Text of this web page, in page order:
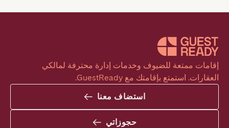
العقارات. استمتع بإقامتك مع GuestReady.
استضاف معنا
حجوزاتي